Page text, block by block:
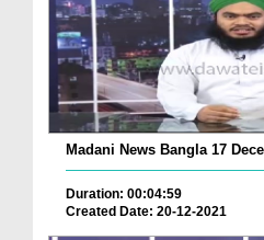
Madani News Bangla 17
Duration: 00:04:59
Created Date: 20-12-2021